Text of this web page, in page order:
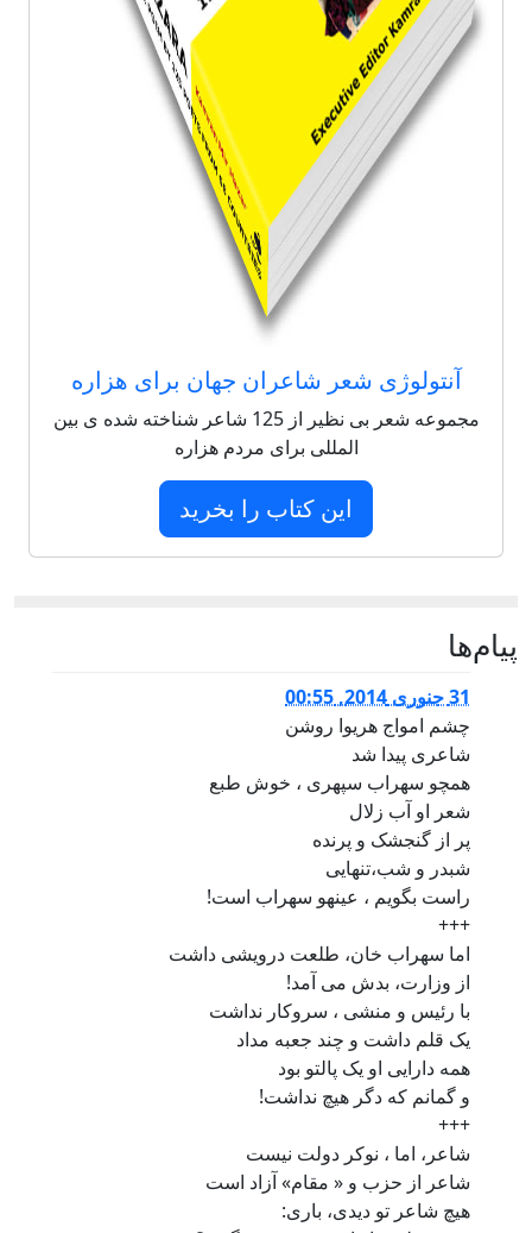
آنتولوژی شعر شاعران جهان برای هزاره
مجموعه شعر بی نظیر از 125 شاعر شناخته شده ی بین
المللی برای مردم هزاره
این کتاب را بخرید
پيام‌ها
31 جنوری 2014, 00:55
چشم امواج هریوا روشن
شاعری پیدا شد
همچو سهراب سپهری ، خوش طبع
شعر او آب زلال
پر از گنجشک و پرنده
شبدر و شب،تنهایی
راست بگویم ، عینهو سهراب است!
+++
اما سهراب خان، طلعت درویشی داشت
از وزارت، بدش می آمد!
با رئیس و منشی ، سروکار نداشت
یک قلم داشت و چند جعبه مداد
همه دارایی او یک پالتو بود
و گمانم که دگر هیچ نداشت!
+++
شاعر، اما ، نوکر دولت نیست
شاعر از حزب و « مقام» آزاد است
هیچ شاعر تو دیدی، باری: